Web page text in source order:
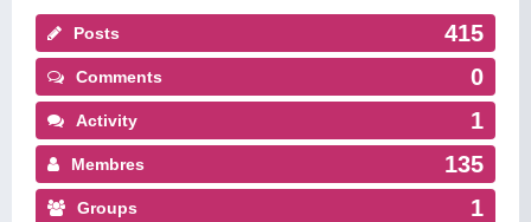
Posts 415
Comments 0
Activity 1
Membres 135
Groups 1